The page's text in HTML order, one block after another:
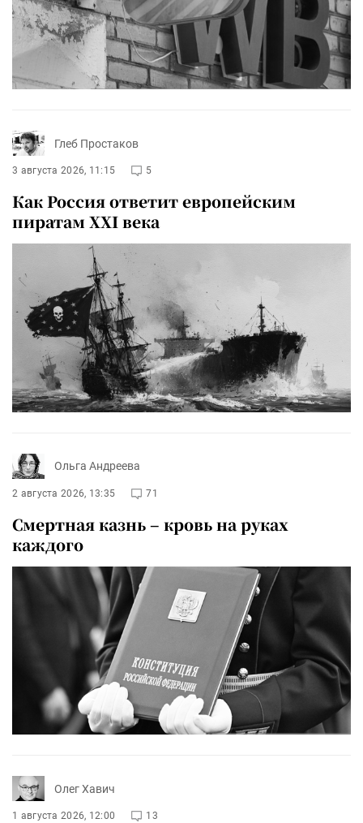
Глеб Простаков
3 августа 2026, 11:15 5
Как Россия ответит европейским
пиратам XXI века
Ольга Андреева
2 августа 2026, 13:35 71
Смертная казнь – кровь на руках
каждого
Олег Хавич
1 августа 2026, 12:00 13